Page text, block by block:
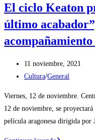
El ciclo Keaton
último
Publicación
de
entrada:
11 noviembre, 2021
Categoría
la
Cultura/General
Viernes, 12 de noviembre.
12 de noviembre, se
película aragonesa dirigida